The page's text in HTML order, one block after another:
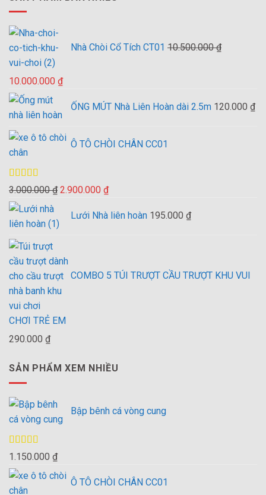
Nhà Chòi Cổ Tích CT01 10.500.000₫
Giá
gốc
là:
10.000.000 ₫Giá
tại
10.000.000 ₫.
ỐNG MÚT Nhà Liên Hoàn dài 2.5m 120.000 ₫
Ô TÔ CHÒI CHÂN CC01
Được xếp
hạng4.00
5 sao
3.000.000₫ Giá
2.900.000 ₫Giá
tại
Lưới Nhà liên hoàn 195.000 ₫
COMBO 5 TÚI TRƯỢT CẦU TRƯỢT KHU VUI
CHƠI TRẺ EM
290.000 ₫
SẢN PHẨM XEM NHIỀU
Bập bênh cá vòng cung
Được xếp
hạng4.00
5 sao
1.150.000 ₫
Ô TÔ CHÒI CHÂN CC01